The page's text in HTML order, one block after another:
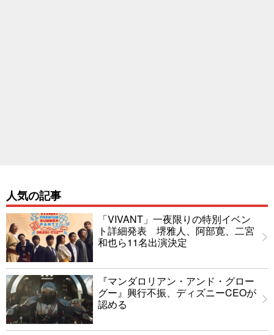
人気の記事
「VIVANT」一夜限りの特別イベン
ト詳細発表 堺雅人、阿部寛、二宮
和也ら11名出演決定
『マンダロリアン・アンド・グロー
グー』興行不振、ディズニーCEOが
認める